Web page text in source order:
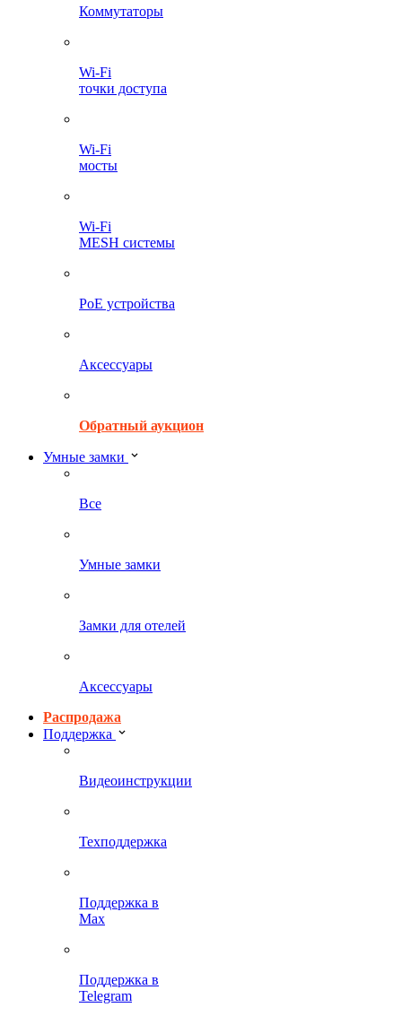
Коммутаторы
Wi-Fi
точки доступа
Wi-Fi
мосты
Wi-Fi
MESH системы
PoE устройства
Аксессуары
Обратный аукцион
Умные замки
Все
Умные замки
Замки для отелей
Аксессуары
Распродажа
Поддержка
Видеоинструкции
Техподдержка
Поддержка в
Max
Поддержка в
Telegram